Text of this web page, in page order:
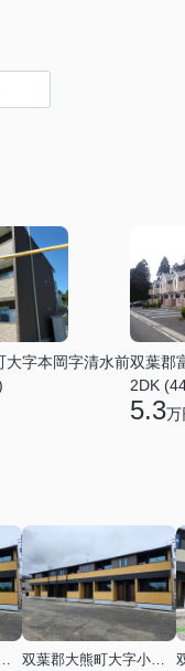
大字本岡字清水前双葉郡
2DK
5.3万
大字小入野字西大和久
双葉郡大熊町大字小入野字西大和久